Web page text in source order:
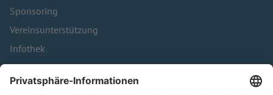
Sponsoring
Vereinsunterstützung
Infothek
Kontakt